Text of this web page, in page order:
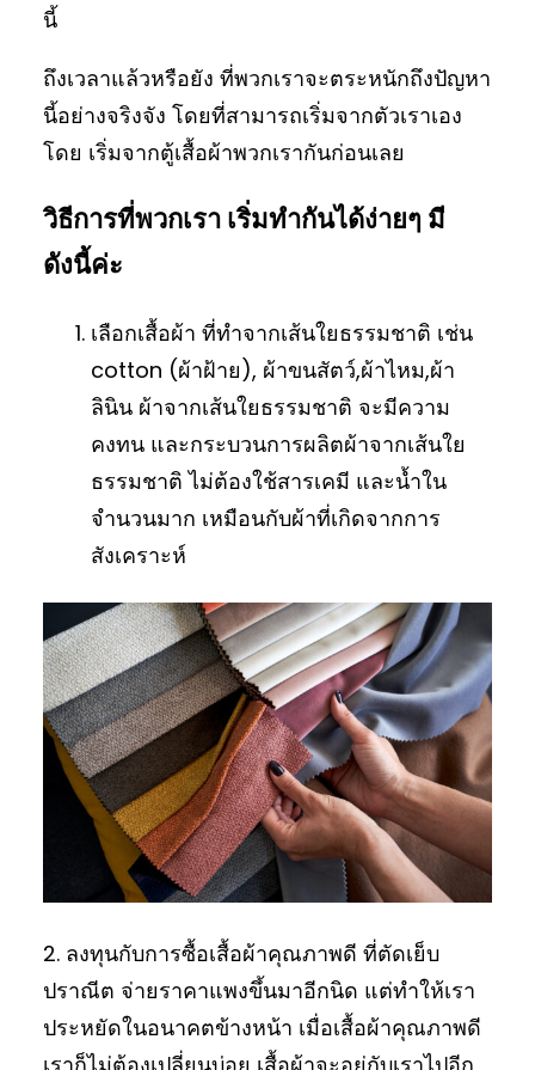
นี้
ถึงเวลาแล้วหรือยัง ที่พวกเราจะตระหนักถึงปัญหา
นี้อย่างจริงจัง โดยที่สามารถเริ่มจากตัวเราเอง
โดย เริ่มจากตู้เสื้อผ้าพวกเรากันก่อนเลย
วิธีการที่พวกเรา เริ่มทำกันได้ง่ายๆ มี
ดังนี้ค่ะ
เลือกเสื้อผ้า ที่ทำจากเส้นใยธรรมชาติ เช่น
cotton (ผ้าฝ้าย), ผ้าขนสัตว์,ผ้าไหม,ผ้า
ลินิน ผ้าจากเส้นใยธรรมชาติ จะมีความ
คงทน และกระบวนการผลิตผ้าจากเส้นใย
ธรรมชาติ ไม่ต้องใช้สารเคมี และน้ำใน
จำนวนมาก เหมือนกับผ้าที่เกิดจากการ
สังเคราะห์
2. ลงทุนกับการซื้อเสื้อผ้าคุณภาพดี ที่ตัดเย็บ
ปราณีต จ่ายราคาแพงขึ้นมาอีกนิด แต่ทำให้เรา
ประหยัดในอนาคตข้างหน้า เมื่อเสื้อผ้าคุณภาพดี